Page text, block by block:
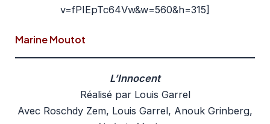
v=fPIEpTc64Vw&w=560&h=315]
Marine Moutot
L’Innocent
Réalisé par Louis Garrel
Avec Roschdy Zem, Louis Garrel, Anouk Grinberg,